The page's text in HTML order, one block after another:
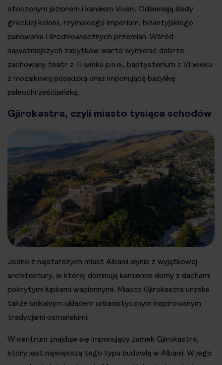
otoczonym jeziorem i kanałem Vivari. Odsłaniają ślady
greckiej kolonii, rzymskiego imperium, bizantyjskiego
panowania i średniowiecznych przemian. Wśród
najważniejszych zabytków warto wymienić dobrze
zachowany teatr z III wieku p.n.e., baptysterium z VI wieku
z mozaikową posadzką oraz imponującą bazylikę
paleochrześcijańską.
Gjirokastra, czyli miasto tysiąca schodów
Jedno z najstarszych miast Albanii słynie z wyjątkowej
architektury, w której dominują kamienne domy z dachami
pokrytymi łupkami wapiennymi. Miasto Gjirokastra urzeka
także unikalnym układem urbanistycznym inspirowanym
tradycjami osmańskimi.
W centrum znajduje się imponujący zamek Gjirokastra,
który jest największą tego typu budowlą w Albanii. W jego